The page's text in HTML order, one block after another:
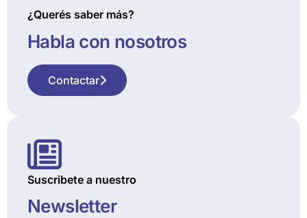
¿Querés saber más?
Habla con nosotros
Contactar
Suscribete a nuestro
Newsletter